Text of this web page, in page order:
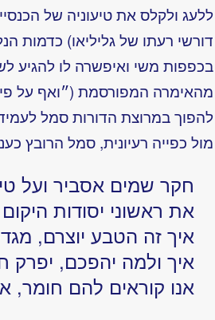
ללעג ולקלס את טיעוניה של
דורשי רעתו של גליליאו) כדמות
בכפפות משי ואיפשרה לו להגיע
מהאימרה המפורסמת (״ואף על פי
להפוך במרוצת הדורות סמל
מול כפייה רעיונית, סמל הרובץ
חקר שמים אסביר ועל
את ראשוני יסודות
איך זה הטבע יוצרם,
איך ולמה יהפכם, יפרק
אנו קוראים להם חומר,